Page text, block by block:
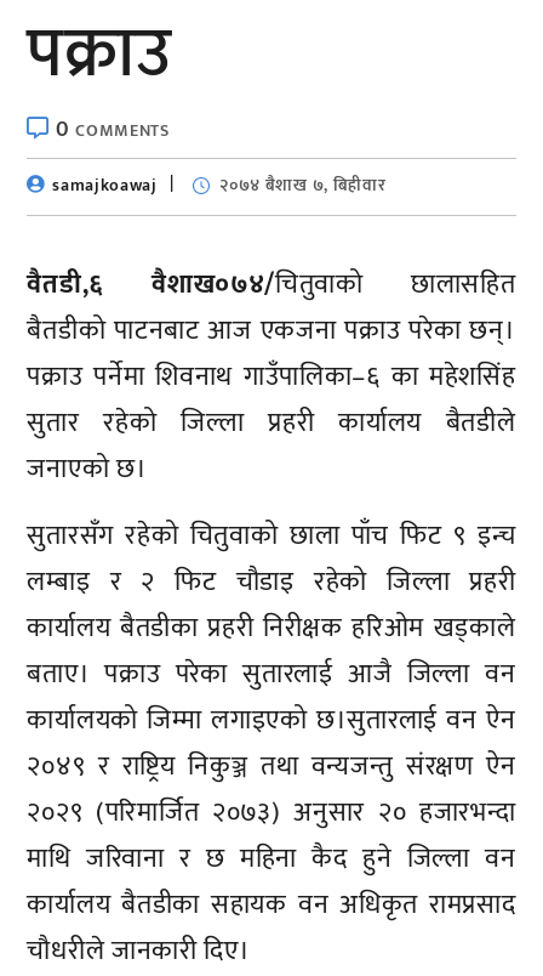
पक्राउ
0COMMENTS
samajkoawaj
२०७४ बैशाख ७, बिहीवार
वैतडी,६ वैशाख०७४/चितुवाको छालासहित
बैतडीको पाटनबाट आज एकजना पक्राउ परेका छन्।
पक्राउ पर्नेमा शिवनाथ गाउँपालिका–६ का महेशसिंह
सुतार रहेको जिल्ला प्रहरी कार्यालय बैतडीले
जनाएको छ।
सुतारसँग रहेको चितुवाको छाला पाँच फिट ९ इन्च
लम्बाइ र २ फिट चौडाइ रहेको जिल्ला प्रहरी
कार्यालय बैतडीका प्रहरी निरीक्षक हरिओम खड्काले
बताए। पक्राउ परेका सुतारलाई आजै जिल्ला वन
कार्यालयको जिम्मा लगाइएको छ।सुतारलाई वन ऐन
२०४९ र राष्ट्रिय निकुञ्ज तथा वन्यजन्तु संरक्षण ऐन
२०२९ (परिमार्जित २०७३) अनुसार २० हजारभन्दा
माथि जरिवाना र छ महिना कैद हुने जिल्ला वन
कार्यालय बैतडीका सहायक वन अधिकृत रामप्रसाद
चौधरीले जानकारी दिए।